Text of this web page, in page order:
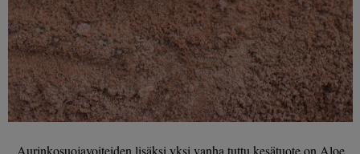
Aurinkosuojavoiteiden lisäksi yksi vanha tuttu kesätuote on Aloe